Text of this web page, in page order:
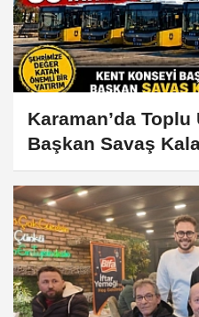
Karaman’da
Başkan Savaş
Örs’ten Teşekkür